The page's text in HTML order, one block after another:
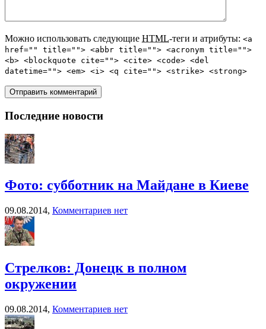
Можно использовать следующие HTML-теги и атрибуты: <a
href="" title=""> <abbr title=""> <acronym title="">
<b> <blockquote cite=""> <cite> <code> <del
datetime=""> <em> <i> <q cite=""> <strike> <strong>
Последние новости
Фото: субботник на Майдане в Киеве
09.08.2014, Комментариев нет
Стрелков: Донецк в полном
окружении
09.08.2014, Комментариев нет